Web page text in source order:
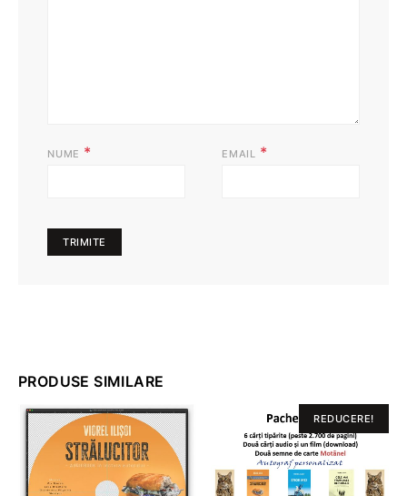
NUME * EMAIL *
PRODUSE SIMILARE
REDUCERE!